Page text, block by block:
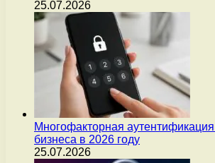
25.07.2026
Многофакторная
бизнеса в 2026 году
25.07.2026